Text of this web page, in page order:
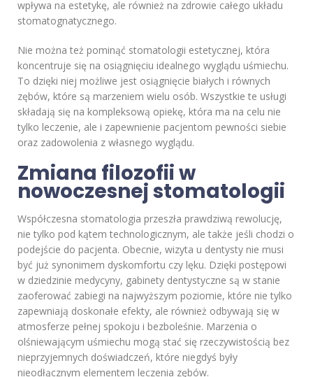
wpływa na estetykę, ale również na zdrowie całego układu
stomatognatycznego.
Nie można też pominąć stomatologii estetycznej, która
koncentruje się na osiągnięciu idealnego wyglądu uśmiechu.
To dzięki niej możliwe jest osiągnięcie białych i równych
zębów, które są marzeniem wielu osób. Wszystkie te usługi
składają się na kompleksową opiekę, która ma na celu nie
tylko leczenie, ale i zapewnienie pacjentom pewności siebie
oraz zadowolenia z własnego wyglądu.
Zmiana filozofii w
nowoczesnej stomatologii
Współczesna stomatologia przeszła prawdziwą rewolucję,
nie tylko pod kątem technologicznym, ale także jeśli chodzi o
podejście do pacjenta. Obecnie, wizyta u dentysty nie musi
być już synonimem dyskomfortu czy lęku. Dzięki postępowi
w dziedzinie medycyny, gabinety dentystyczne są w stanie
zaoferować zabiegi na najwyższym poziomie, które nie tylko
zapewniają doskonałe efekty, ale również odbywają się w
atmosferze pełnej spokoju i bezboleśnie. Marzenia o
olśniewającym uśmiechu mogą stać się rzeczywistością bez
nieprzyjemnych doświadczeń, które niegdyś były
nieodłącznym elementem leczenia zębów.